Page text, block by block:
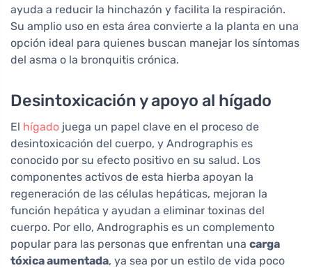
ayuda a reducir la hinchazón y facilita la respiración.
Su amplio uso en esta área convierte a la planta en una
opción ideal para quienes buscan manejar los síntomas
del asma o la bronquitis crónica.
Desintoxicación y apoyo al hígado
El hígado juega un papel clave en el proceso de
desintoxicación del cuerpo, y Andrographis es
conocido por su efecto positivo en su salud. Los
componentes activos de esta hierba apoyan la
regeneración de las células hepáticas, mejoran la
función hepática y ayudan a eliminar toxinas del
cuerpo. Por ello, Andrographis es un complemento
popular para las personas que enfrentan una carga
tóxica aumentada, ya sea por un estilo de vida poco